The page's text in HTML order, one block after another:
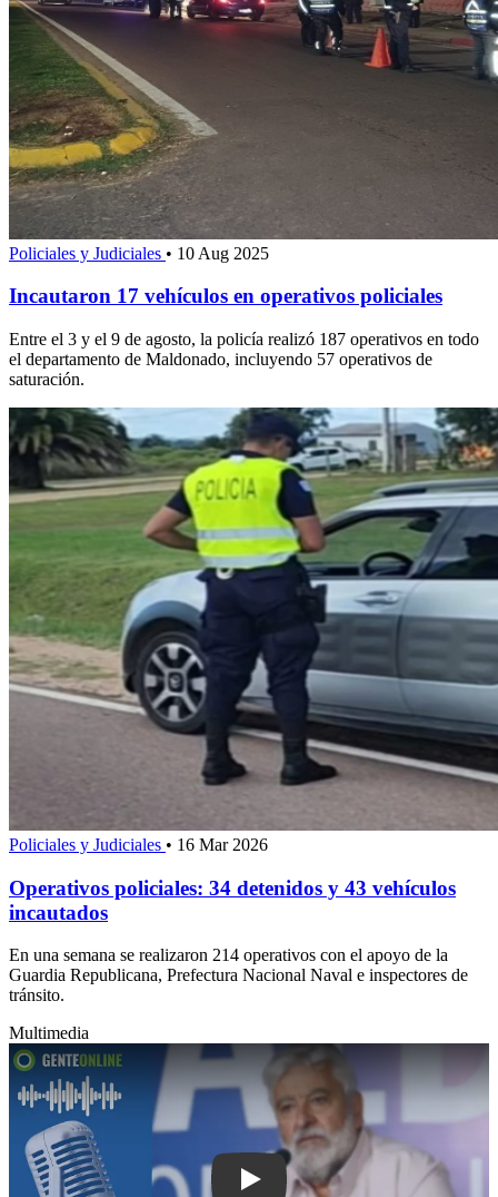
Policiales y Judiciales • 10 Aug 2025
Incautaron 17 vehículos en operativos policiales
Entre el 3 y el 9 de agosto, la policía realizó 187 operativos en todo
el departamento de Maldonado, incluyendo 57 operativos de
saturación.
Policiales y Judiciales • 16 Mar 2026
Operativos policiales: 34 detenidos y 43 vehículos
incautados
En una semana se realizaron 214 operativos con el apoyo de la
Guardia Republicana, Prefectura Nacional Naval e inspectores de
tránsito.
Multimedia
Play: A partir del 1° de abril harán